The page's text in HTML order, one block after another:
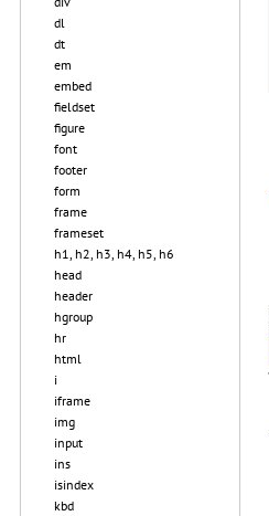
dl
dt
em
embed
fieldset
figure
font
footer
form
frame
frameset
h1, h2, h3, h4, h5, h6
head
header
hgroup
hr
html
i
iframe
img
input
ins
isindex
kbd